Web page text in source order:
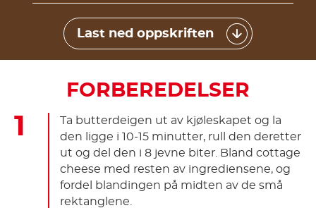
Last ned oppskriften
FORBEREDELSER
Ta butterdeigen ut av kjøleskapet og la
den ligge i 10-15 minutter, rull den deretter
ut og del den i 8 jevne biter. Bland cottage
cheese med resten av ingrediensene, og
fordel blandingen på midten av de små
rektanglene.